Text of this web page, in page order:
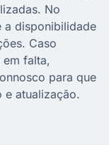
No
a disponibilidade
Caso
falta,
para que
e atualização.